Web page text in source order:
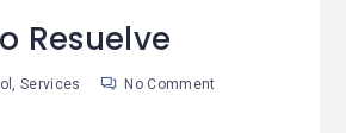
Resuelve
,Services No Comment